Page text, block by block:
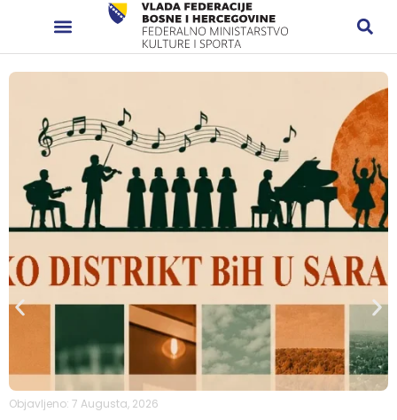
Objavljeno: 7 Augusta, 2026